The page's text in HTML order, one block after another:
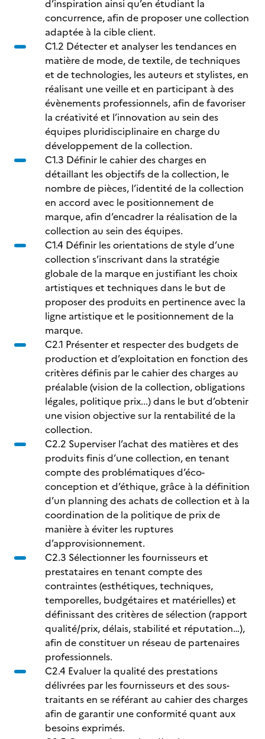
d’inspiration ainsi qu’en étudiant la
concurrence, afin de proposer une collection
adaptée à la cible client.
C1.2 Détecter et analyser les tendances en
matière de mode, de textile, de techniques
et de technologies, les auteurs et stylistes, en
réalisant une veille et en participant à des
évènements professionnels, afin de favoriser
la créativité et l’innovation au sein des
équipes pluridisciplinaire en charge du
développement de la collection.
C1.3 Définir le cahier des charges en
détaillant les objectifs de la collection, le
nombre de pièces, l’identité de la collection
en accord avec le positionnement de
marque, afin d’encadrer la réalisation de la
collection au sein des équipes.
C1.4 Définir les orientations de style d’une
collection s’inscrivant dans la stratégie
globale de la marque en justifiant les choix
artistiques et techniques dans le but de
proposer des produits en pertinence avec la
ligne artistique et le positionnement de la
marque.
C2.1 Présenter et respecter des budgets de
production et d’exploitation en fonction des
critères définis par le cahier des charges au
préalable (vision de la collection, obligations
légales, politique prix...) dans le but d’obtenir
une vision objective sur la rentabilité de la
collection.
C2.2 Superviser l’achat des matières et des
produits finis d’une collection, en tenant
compte des problématiques d’éco-
conception et d’éthique, grâce à la définition
d’un planning des achats de collection et à la
coordination de la politique de prix de
manière à éviter les ruptures
d’approvisionnement.
C2.3 Sélectionner les fournisseurs et
prestataires en tenant compte des
contraintes (esthétiques, techniques,
temporelles, budgétaires et matérielles) et
définissant des critères de sélection (rapport
qualité/prix, délais, stabilité et réputation…),
afin de constituer un réseau de partenaires
professionnels.
C2.4 Evaluer la qualité des prestations
délivrées par les fournisseurs et des sous-
traitants en se référant au cahier des charges
afin de garantir une conformité quant aux
besoins exprimés.